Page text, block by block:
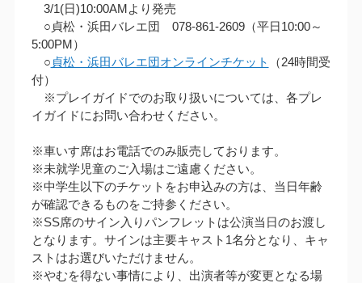
3/1(日)10:00AMより発売
○貞松・浜田バレエ団 078-861-2609（平日10:00～
5:00PM）
○ 貞松・浜田バレエ団オンラインチケット
（24時間受
付）
※プレイガイドでのお取り扱いについては、各プレ
イガイドにお問い合わせください。
※車いす席はお電話でのみ販売しております。
※未就学児童のご入場はご遠慮ください。
※中学生以下のチケットをお申込みの方は、当日年齢
が確認できるものをご持参ください。
※SS席のサイン入りパンフレットは公演当日のお渡し
となります。サインは主要キャスト1名分となり、キャ
ストはお選びいただけません。
※やむを得ない事情により、出演者等が変更となる場